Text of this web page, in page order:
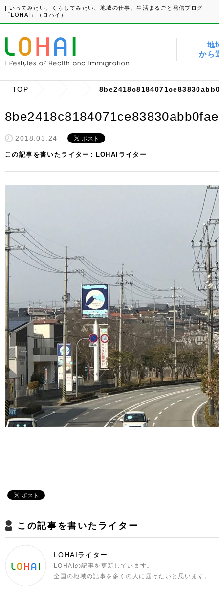
| いってみたい、くらしてみたい、地域の仕事、生活まるごと発信ブログ
「LOHAI」（ロハイ）
地
から
TOP
2018.03.24
この記事を書いたライター LOHAIライター
この記事を書いたライター
LOHAIライター
LOHAIの記事を更新しています。
全国の地域の記事を多くの人に届けたいと思います。